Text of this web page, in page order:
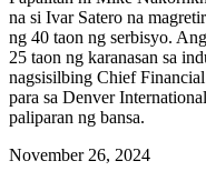
na si Ivar Satero na
ng 40 taon ng serbisyo.
25 taon ng karanasan sa
nagsisilbing Chief
para sa Denver
paliparan ng bansa.
November 26, 2024